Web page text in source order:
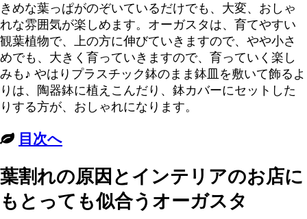
きめな葉っぱがのぞいているだけでも、大変、おしゃ
れな雰囲気が楽しめます。オーガスタは、育てやすい
観葉植物で、上の方に伸びていきますので、やや小さ
めでも、大きく育っていきますので、育っていく楽し
みも♪ やはりプラスチック鉢のまま鉢皿を敷いて飾るよ
りは、陶器鉢に植えこんだり、鉢カバーにセットした
りする方が、おしゃれになります。
目次へ
葉割れの原因とインテリアのお店に
もとっても似合うオーガスタ